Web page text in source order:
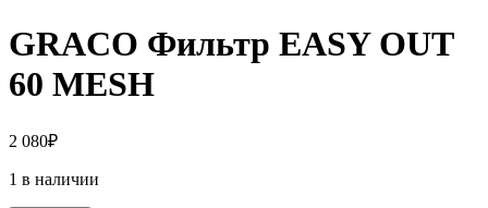
GRACO Фильтр EASY OUT
60 MESH
2 080₽
1 в наличии